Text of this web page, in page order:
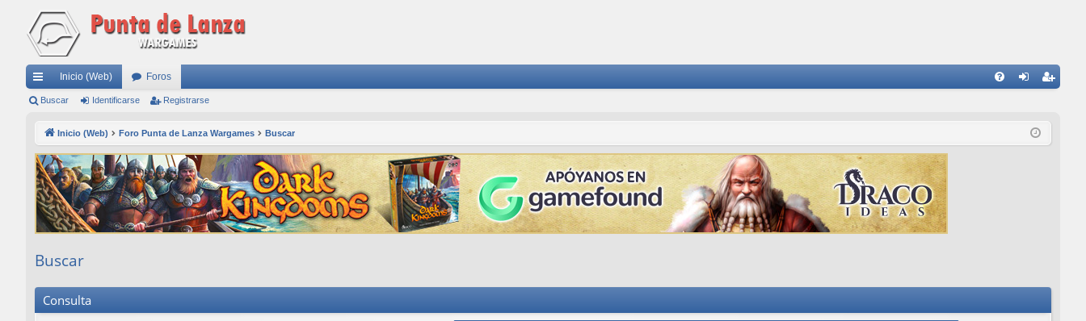
nl
rá
pi
do
Inicio (Web) Foros
ist
Buscar Identificarse Registrarse
Inicio (Web) Foro Punta de Lanza Wargames Buscar
Buscar
Consulta